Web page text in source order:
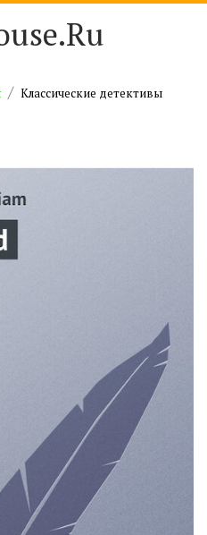
Классические детективы